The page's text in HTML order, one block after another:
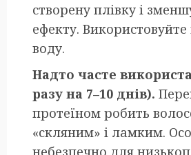
створену плівку і
ефекту.
воду.
Надто часте
разу на 7–10 днів).
протеїном робить
«скляним» і ламким.
небезпечно для